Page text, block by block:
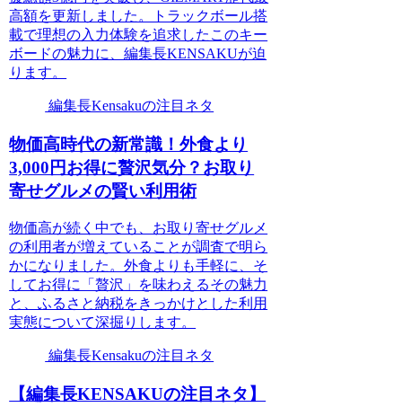
高額を更新しました。トラックボール搭
載で理想の入力体験を追求したこのキー
ボードの魅力に、編集長KENSAKUが迫
ります。
編集長Kensakuの注目ネタ
物価高時代の新常識！外食より
3,000円お得に贅沢気分？お取り
寄せグルメの賢い利用術
物価高が続く中でも、お取り寄せグルメ
の利用者が増えていることが調査で明ら
かになりました。外食よりも手軽に、そ
してお得に「贅沢」を味わえるその魅力
と、ふるさと納税をきっかけとした利用
実態について深掘りします。
編集長Kensakuの注目ネタ
【編集長KENSAKUの注目ネタ】